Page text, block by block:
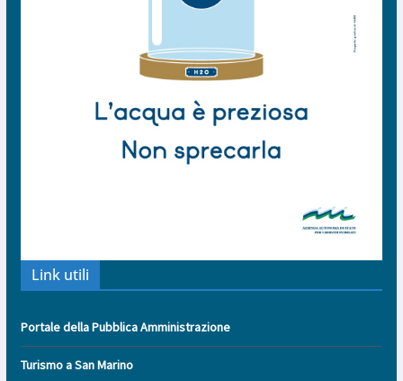
Link utili
Portale della Pubblica Amministrazione
Turismo a San Marino